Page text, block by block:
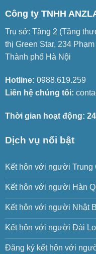
Công ty TNHH
Trụ sở: Tầng 2 (Tầng
thị Green Star, 234
Thành phố Hà Nội
Hotline: 0988.619.259
Liên hệ chúng tôi:
Thời gian hoạt động:
Dịch vụ nổi bật
Kết hôn với người Trung
Kết hôn với người Hàn
Kết hôn với người Nhật
Kết hôn với người Đài
Đăng ký kết hôn với